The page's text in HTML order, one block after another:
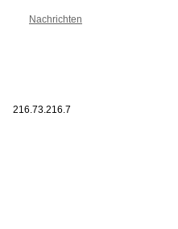
Nachrichten
216.73.216.7